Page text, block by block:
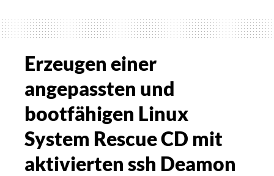
Live
CD
Brailleunterstützung
starten
Erzeugen einer
angepassten und
bootfähigen Linux
System Rescue CD mit
aktivierten ssh Deamon